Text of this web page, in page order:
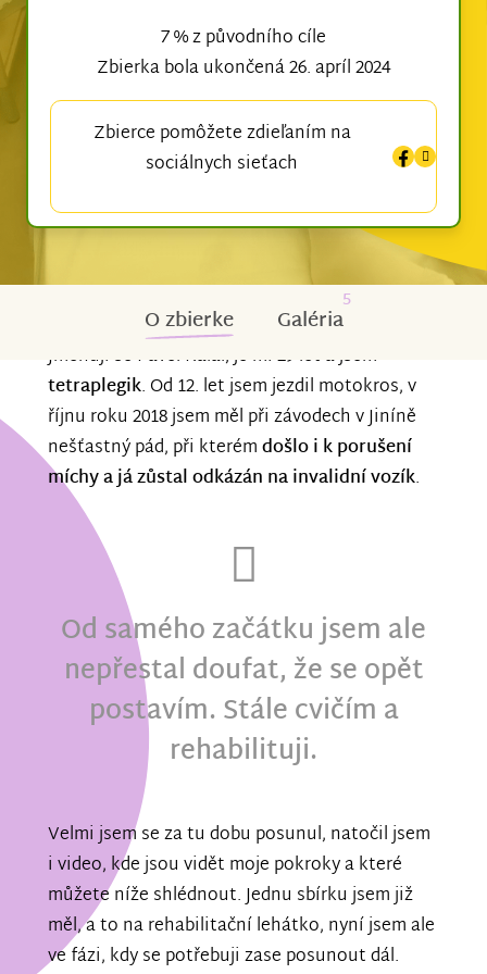
7 % z původního cíle
Zbierka bola ukončená 26. apríl 2024
Zbierce pomôžete zdieľaním na
sociálnych sieťach
O zbierke Galéria
5
Jmenuji se Pavel Kálal, je mi 29 let a jsem
tetraplegik. Od 12. let jsem jezdil motokros, v
říjnu roku 2018 jsem měl při závodech v Jiníně
nešťastný pád, při kterémdošlo i k porušení
míchy a já zůstal odkázán na invalidní vozík.
Od samého začátku jsem ale
nepřestal doufat, že se opět
postavím. Stále cvičím a
rehabilituji.
Velmi jsem se za tu dobu posunul, natočil jsem
i video, kde jsou vidět moje pokroky a které
můžete níže shlédnout. Jednu sbírku jsem již
měl, a to na rehabilitační lehátko, nyní jsem ale
ve fázi, kdy se potřebuji zase posunout dál.